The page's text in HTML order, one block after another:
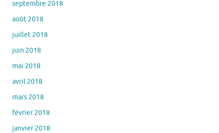
septembre 2018
août 2018
juillet 2018
juin 2018
mai 2018
avril 2018
mars 2018
février 2018
janvier 2018